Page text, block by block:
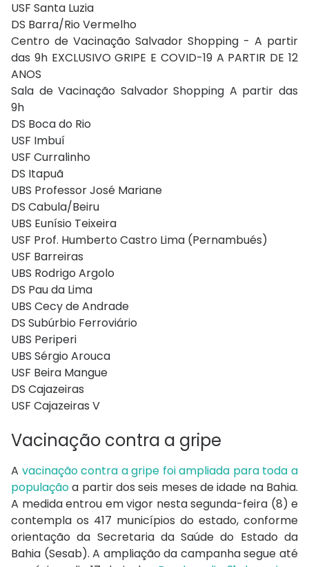
USF Santa Luzia
DS Barra/Rio Vermelho
Centro de Vacinação Salvador Shopping - A partir
das 9h EXCLUSIVO GRIPE E COVID-19 A PARTIR DE 12
ANOS
Sala de Vacinação Salvador Shopping A partir das
9h
DS Boca do Rio
USF Imbuí
USF Curralinho
DS Itapuã
UBS Professor José Mariane
DS Cabula/Beiru
UBS Eunísio Teixeira
USF Prof. Humberto Castro Lima (Pernambués)
USF Barreiras
UBS Rodrigo Argolo
DS Pau da Lima
UBS Cecy de Andrade
DS Subúrbio Ferroviário
UBS Periperi
UBS Sérgio Arouca
USF Beira Mangue
DS Cajazeiras
USF Cajazeiras V
Vacinação contra a gripe
A vacinação contra a gripe foi ampliada para toda a
populaçãoa partir dos seis meses de idade na Bahia.
A medida entrou em vigor nesta segunda-feira (8) e
contempla os 417 municípios do estado, conforme
orientação da Secretaria da Saúde do Estado da
Bahia (Sesab). A ampliação da campanha segue até